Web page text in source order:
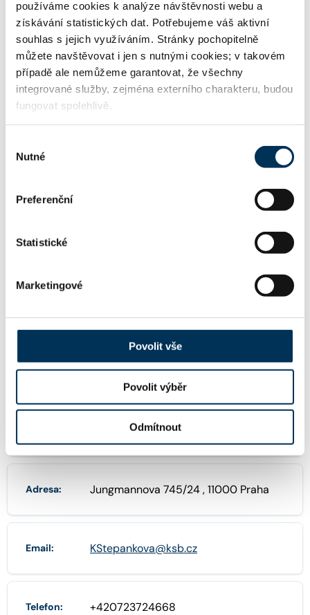
používáme cookies k analýze návštěvnosti webu a
získávání statistických dat. Potřebujeme váš aktivní
souhlas s jejich využíváním. Stránky pochopitelně
můžete navštěvovat i jen s nutnými cookies; v takovém
případě ale nemůžeme garantovat, že všechny
integrované služby, zejména externího charakteru, budou
fungovat spolehlivě.
souhlasu
Nutné
Preferenční
Statistické
Marketingové
Povolit vše
Povolit výběr
Odmítnout
TRVALE SPOLUPRACUJE S FIRMOU
Kocián Šolc Balaštík, advokátní kancelář, s.r.o.
KONTAKT
Email:
FIRMA
Název: Mgr. Kateřina Štěpánková, advokátka
10959297
Adresa: Jungmannova 745/24 , 11000 Praha
Email: KStepankova@ksb.cz
Telefon: +420723724668